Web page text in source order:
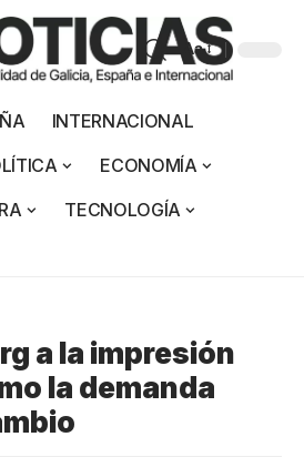
Aa
INTERNACIONAL
ECONOMÍA
TECNOLOGÍA
a la impresión
la demanda